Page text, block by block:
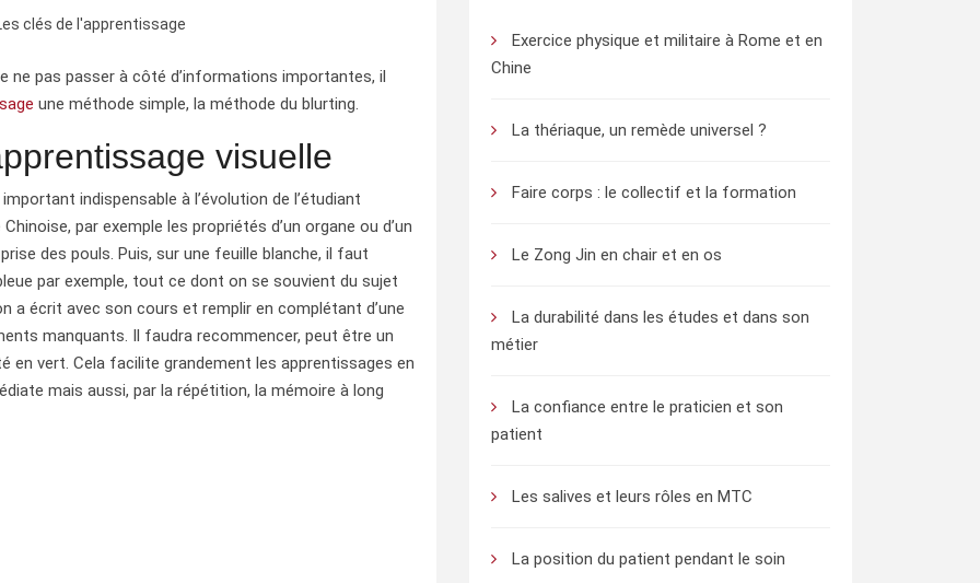
clés de l'apprentissage
ne pas passer à côté d’informations importantes, il
une méthode simple, la méthode du blurting.
visuelle
indispensable à l’évolution de l’étudiant
par exemple les propriétés d’un organe ou d’un
des pouls. Puis, sur une feuille blanche, il faut
par exemple, tout ce dont on se souvient du sujet
a écrit avec son cours et remplir en complétant d’une
manquants. Il faudra recommencer, peut être un
en vert. Cela facilite grandement les apprentissages en
mais aussi, par la répétition, la mémoire à long
Exercice physique et militaire à Rome et en
Chine
La thériaque, un remède universel ?
Faire corps : le collectif et la formation
Le Zong Jin en chair et en os
La durabilité dans les études et dans son
métier
La confiance entre le praticien et son
patient
Les salives et leurs rôles en MTC
La position du patient pendant le soin